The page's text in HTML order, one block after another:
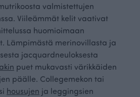
valmistettujen
Viileämmät kelit vaativat
huomioimaan
Lämpimästä merinovillasta ja
jacquardneuloksesta
puet mukavasti värikkäiden
päälle. Collegemekon tai
housujen ja leggingsien